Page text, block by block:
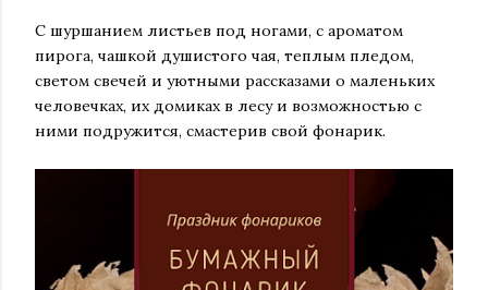
С шуршанием листьев под ногами, с ароматом
пирога, чашкой душистого чая, теплым пледом,
светом свечей и уютными рассказами о маленьких
человечках, их домиках в лесу и возможностью с
ними подружится, смастерив свой фонарик.